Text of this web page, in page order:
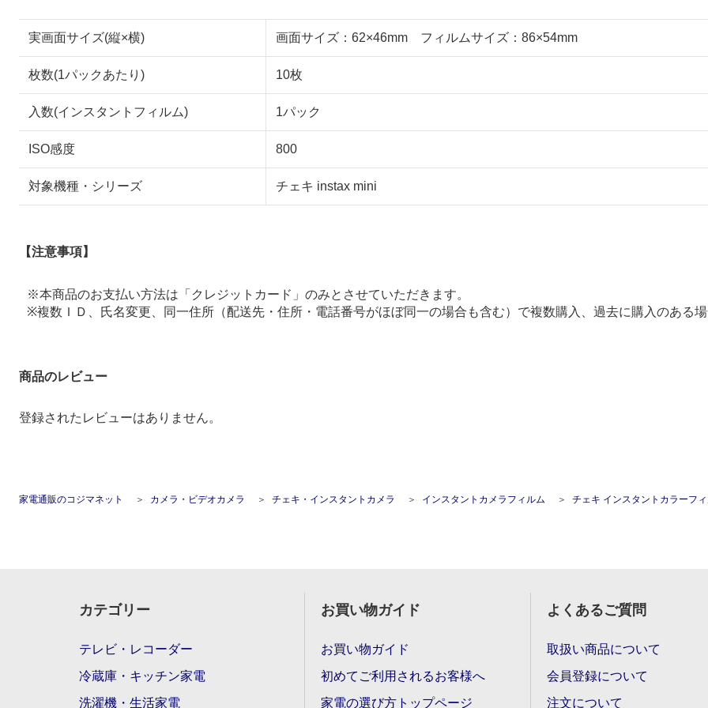
実画面サイズ(縦×横) 画面サイズ：62×46mm フィルムサイズ：86×54mm
枚数(1パックあたり) 10枚
入数(インスタントフィルム) 1パック
ISO感度 800
対象機種・シリーズ チェキ instax mini
【注意事項】
※本商品のお支払い方法は「クレジットカード」のみとさせていただきます。
※複数ＩＤ、氏名変更、同一住所（配送先・住所・電話番号がほぼ同一の場合も含む）で複数購入、過去に購入のある
商品のレビュー
登録されたレビューはありません。
家電通販のコジマネット カメラ・ビデオカメラ チェキ・インスタントカメラ インスタントカメラフィルム チェキ インスタントカラーフィルム instax mini用フィルム ｢MERMAID TAIL(マーメイドテイル)｣ 1
カテゴリー
テレビ・レコーダー
冷蔵庫・キッチン家電
洗濯機・生活家電
お買い物ガイド
お買い物ガイド
初めてご利用されるお客様へ
家電の選び方トップページ
よくあるご質問
取扱い商品について
会員登録について
注文について